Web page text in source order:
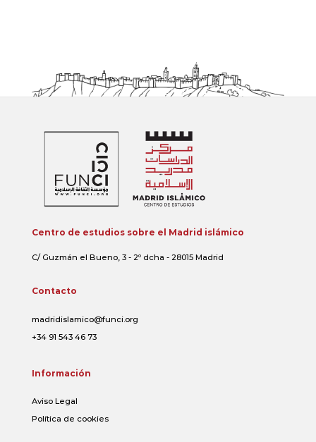
Centro de estudios sobre el Madrid islámico
C/ Guzmán el Bueno, 3 - 2º dcha - 28015 Madrid
Contacto
madridislamico@funci.org
+34 91 543 46 73
Información
Aviso Legal
Política de cookies